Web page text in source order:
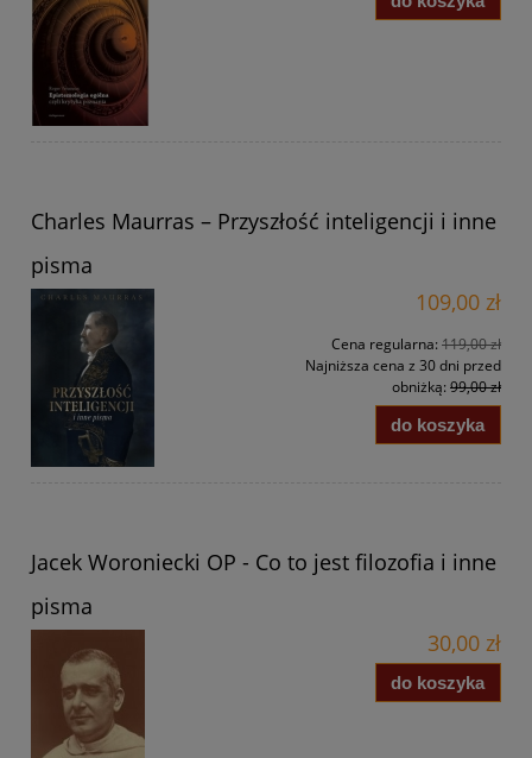
Charles Maurras – Przyszłość inteligencji i inne
pisma
109,00 zł
Cena regularna: 119,00 zł
Najniższa cena z 30 dni przed
obniżką: 99,00 zł
do koszyka
Jacek Woroniecki OP - Co to jest filozofia i inne
pisma
30,00 zł
do koszyka